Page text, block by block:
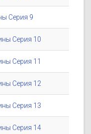
Серия 9
Серия 10
Серия 11
Серия 12
Серия 13
Серия 14